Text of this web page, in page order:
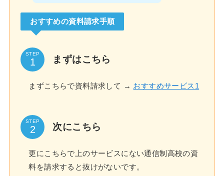
おすすめの資料請求手順
STEP
まずはこちら
まずこちらで資料請求して → おすすめサービス1
STEP
次にこちら
更にこちらで上のサービスにない通信制高校の資
料を請求すると抜けがないです。